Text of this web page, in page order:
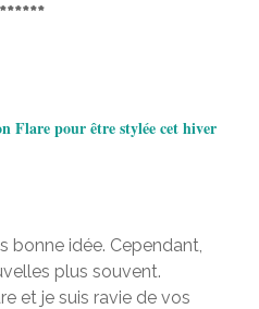
Flare pour être stylée cet hiver
bonne idée. Cependant,
plus souvent.
et je suis ravie de vos